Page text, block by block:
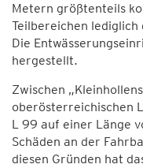
Metern größtenteils
Teilbereichen
Die
hergestellt.
Zwischen
oberösterreichischen
L 99 auf einer Länge
Schäden an der
diesen Gründen hat